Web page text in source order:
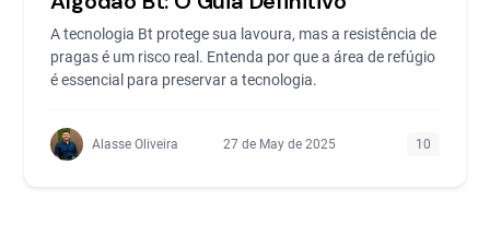
A tecnologia Bt protege sua lavoura, mas a resistência de
pragas é um risco real. Entenda por que a área de refúgio
é essencial para preservar a tecnologia.
Alasse Oliveira 27 de May de 2025 10